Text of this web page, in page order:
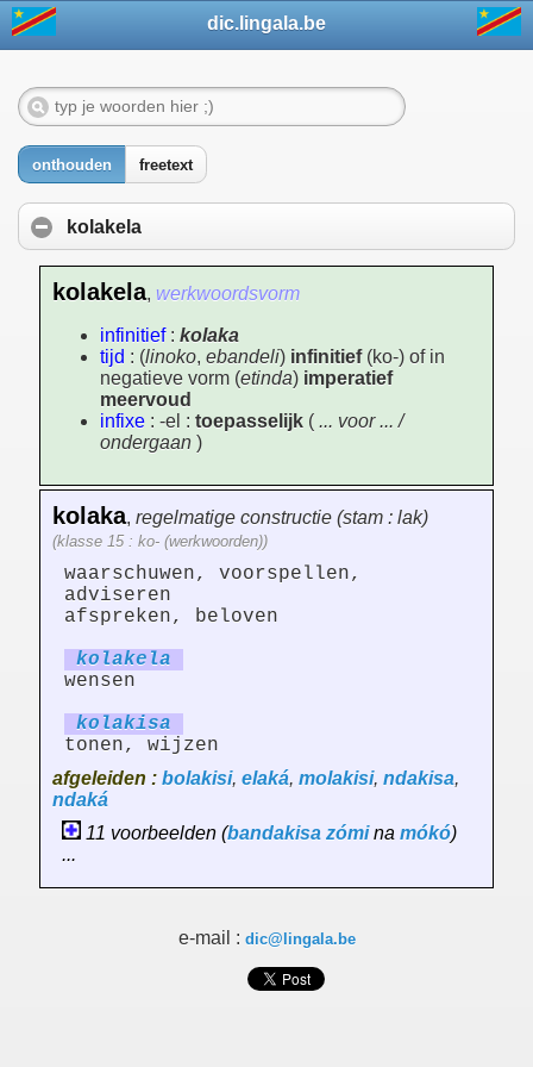
dic.lingala.be
onthouden freetext
kolakela
kolakela, werkwoordsvorm
infinitief: kolaka
tijd : (linoko, ebandeli) infinitief(ko-) of in
negatieve vorm (etinda) imperatief
meervoud
infixe : -el : toepasselijk ( ... voor ... /
ondergaan )
kolaka, regelmatige constructie (stam : lak)
(klasse 15 : ko- (werkwoorden))
waarschuwen, voorspellen,
adviseren
afspreken, beloven
kolakela
wensen
kolakisa
tonen, wijzen
afgeleiden : bolakisi, elaká, molakisi, ndakisa,
ndaká
11 voorbeelden (bandakisa zómina mókó)
...
e-mail : dic@lingala.be